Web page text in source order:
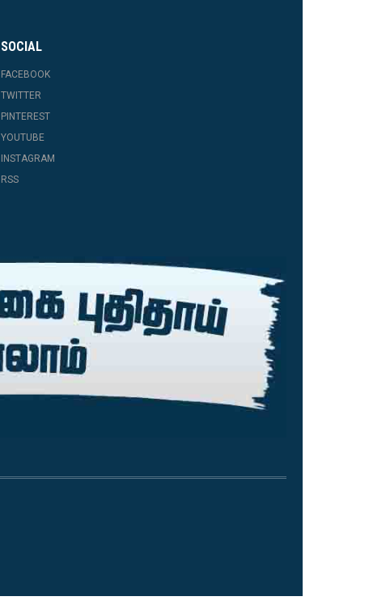
SOCIAL
FACEBOOK
TWITTER
PINTEREST
YOUTUBE
INSTAGRAM
RSS